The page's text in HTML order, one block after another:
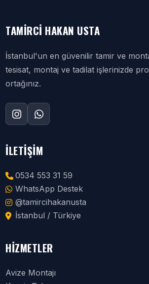
TAMIRCI HAKAN USTA
İstanbul'un en güvenilir tamir ve
tesisat, montaj ve tadilat işlerinizde
ortağınız.
İLETIŞIM
0534 553 31 59
WhatsApp Destek
@tamircihakanusta
İstanbul / Türkiye
HIZMETLER
Avize Montajı